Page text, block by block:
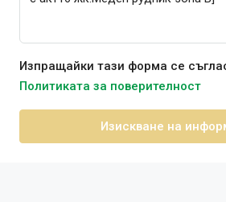
Изпращайки тази форма се
Политиката за поверителност
Изискване на